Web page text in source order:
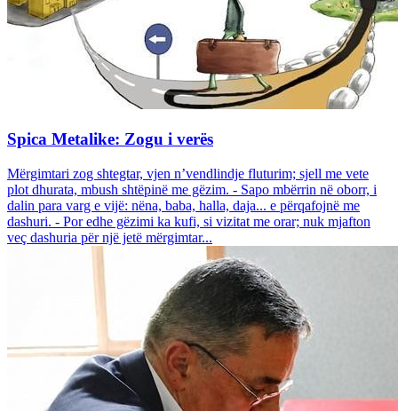
Spica Metalike: Zogu i verës
Mërgimtari zog shtegtar, vjen n’vendlindje fluturim; sjell me vete
plot dhurata, mbush shtëpinë me gëzim. - Sapo mbërrin në oborr, i
dalin para varg e vijë: nëna, baba, halla, daja... e përqafojnë me
dashuri. - Por edhe gëzimi ka kufi, si vizitat me orar; nuk mjafton
veç dashuria për një jetë mërgimtar...